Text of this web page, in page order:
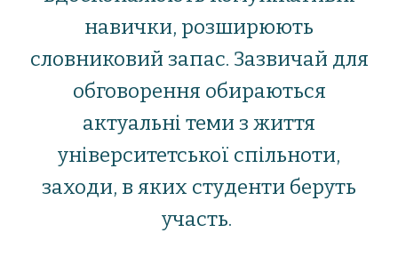
навички, розширюють
словниковий запас. Зазвичай для
обговорення обираються
актуальні теми з життя
університетської спільноти,
заходи, в яких студенти беруть
участь.